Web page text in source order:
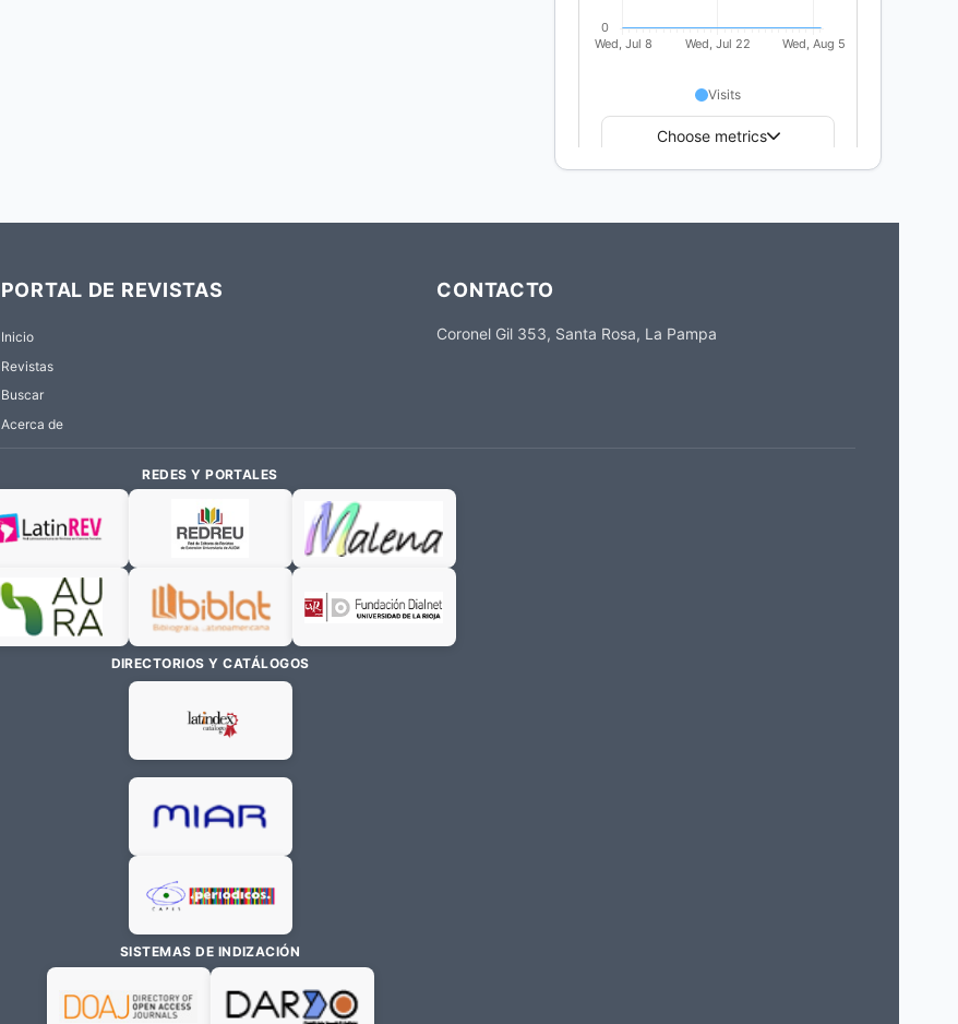
PORTAL DE REVISTAS
Inicio
Revistas
Buscar
Acerca de
CONTACTO
Coronel Gil 353, Santa Rosa, La Pampa
REDES Y PORTALES
DIRECTORIOS Y CATÁLOGOS
SISTEMAS DE INDIZACIÓN